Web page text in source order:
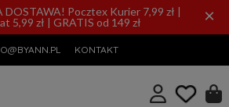
DOSTAWA! Pocztex Kurier 7,99 zł |
5,99 zł | GRATIS od 149 zł
×
KONTAKT